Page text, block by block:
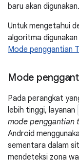
baru akan digunakan.
Untuk mengetahui
algoritma
Mode penggantian
Mode
Pada perangkat
lebih tinggi, layanan
mode penggantian
Android
sementara dalam
mendeteksi zona